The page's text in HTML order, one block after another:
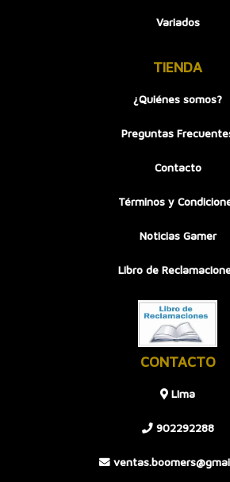
Variados
TIENDA
¿Quiénes somos?
Preguntas
Contacto
Términos y
Noticias Gamer
Libro de
CONTACTO
LIma
902292288